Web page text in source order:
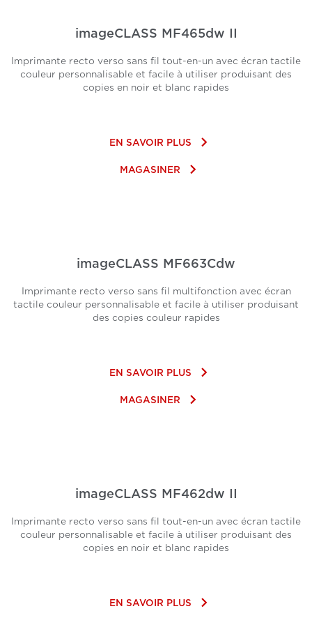
imageCLASS MF465dw II
Imprimante recto verso sans fil tout-en-un avec écran tactile
couleur personnalisable et facile à utiliser produisant des
copies en noir et blanc rapides
EN SAVOIR PLUS keyboard_arrow_right
MAGASINER keyboard_arrow_right
imageCLASS MF663Cdw
Imprimante recto verso sans fil multifonction avec écran
tactile couleur personnalisable et facile à utiliser produisant
des copies couleur rapides
EN SAVOIR PLUS keyboard_arrow_right
MAGASINER keyboard_arrow_right
imageCLASS MF462dw II
Imprimante recto verso sans fil tout-en-un avec écran tactile
couleur personnalisable et facile à utiliser produisant des
copies en noir et blanc rapides
EN SAVOIR PLUS keyboard_arrow_right